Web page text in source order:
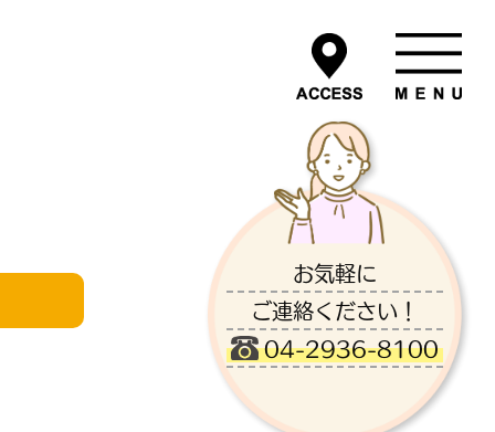
お気軽に
ご連絡ください！
04-2936-8100